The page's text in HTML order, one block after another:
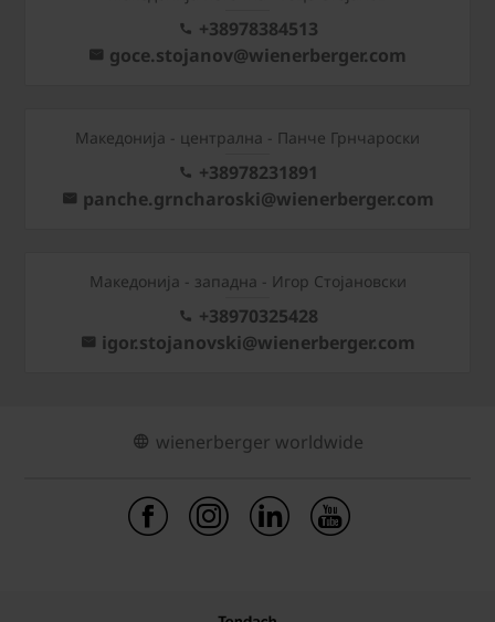
+38978384513
goce.stojanov@wienerberger.com
Mакедонија - централна - Панче Грнчароски
+38978231891
panche.grncharoski@wienerberger.com
Mакедонија - западна - Игор Стојановски
+38970325428
igor.stojanovski@wienerberger.com
wienerberger worldwide